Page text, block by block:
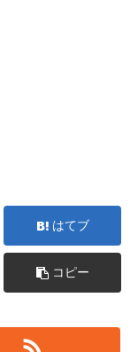
はてブ
コピー